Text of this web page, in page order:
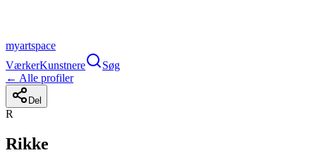
myartspace
VærkerKunstnere
Søg
← Alle profiler
Del
R
Rikke